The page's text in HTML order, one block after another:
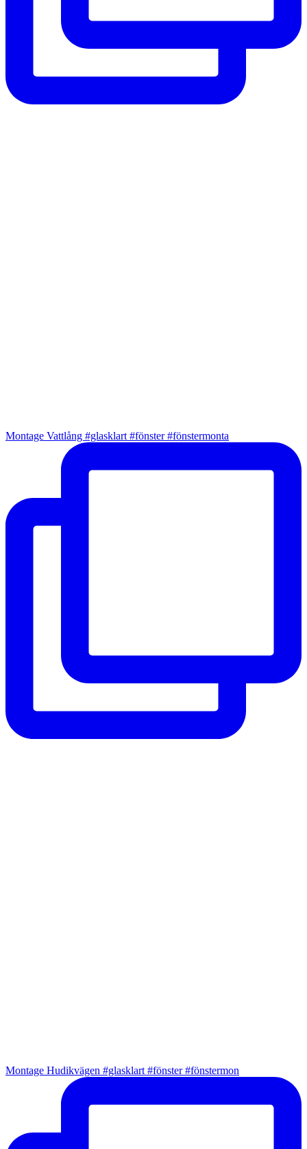
Montage Vattlång #glasklart #fönster #fönstermonta
Montage Hudikvägen #glasklart #fönster #fönstermon